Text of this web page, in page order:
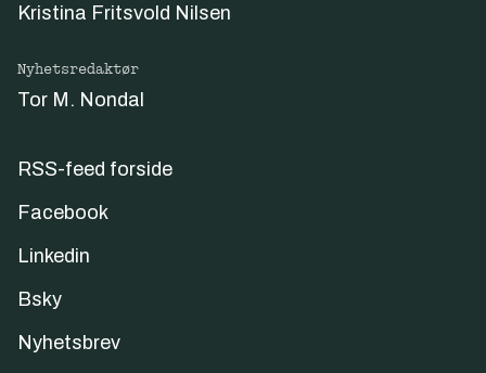
Kristina Fritsvold Nilsen
Nyhetsredaktør
Tor M. Nondal
RSS-feed forside
Facebook
Linkedin
Bsky
Nyhetsbrev